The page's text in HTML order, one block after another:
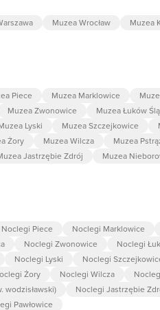
Muzea Wrocław Muzea
Piece Muzea Marklowice
Muzea Zwonowice Muzea Łuków
Lyski Muzea Szczejkowice
Żory Muzea Wilcza Muzea
Jastrzębie Zdrój Muzea
Noclegi Piece Noclegi Marklowice
Noclegi Zwonowice Noclegi
Noclegi Lyski Noclegi
Żory Noclegi Wilcza
wodzisławski) Noclegi Jastrzębie
Pawłowice